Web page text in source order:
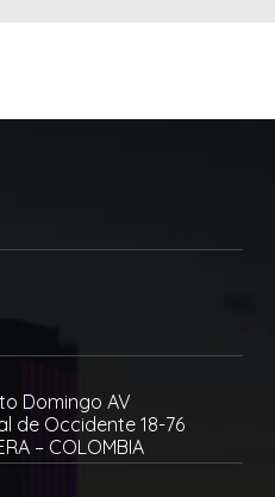
Domingo AV
de Occidente 18-76
– COLOMBIA